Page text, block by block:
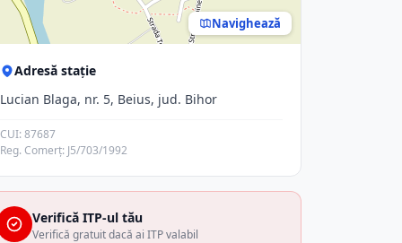
Navighează
Adresă stație
Lucian Blaga, nr. 5, Beius, jud. Bihor
CUI: 87687
Reg. Comerț: J5/703/1992
Verifică ITP-ul tău
Verifică gratuit dacă ai ITP valabil